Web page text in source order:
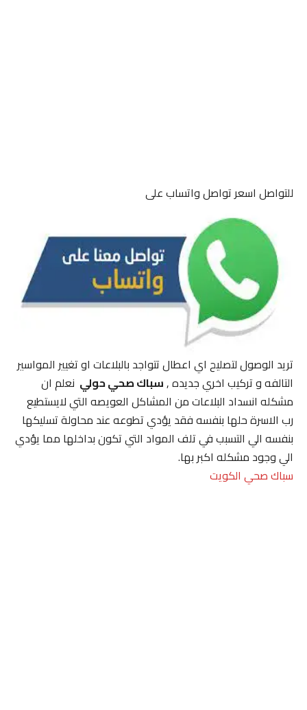
للتواصل اسعر تواصل واتساب على
تريد الوصول لتصليح اي اعطال تتواجد بالبلاعات او تغيير المواسير
التالفه و تركيب اخري جديده ,سباك صحي حولينعلم ان
مشكله انسداد البلاعات من المشاكل العويصه التي لايستطيع
رب الاسرة حلها بنفسه فقد يؤدي تطوعه عند محاولة تسليكها
بنفسه الي التسبب في تلف المواد التي تكون بداخلها مما يؤدي
الي وجود مشكله اكبر بها.
سباك صحي الكويت